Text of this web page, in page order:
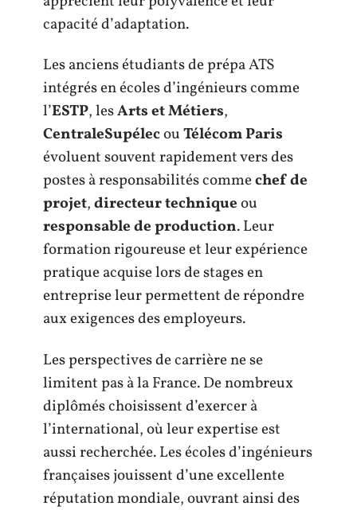
capacité d’adaptation.
Les anciens étudiants de prépa ATS
intégrés en écoles d’ingénieurs comme
l’ESTP, lesArts et Métiers,
CentraleSupélecouTélécom Paris
évoluent souvent rapidement vers des
postes à responsabilités commechef de
projet,directeur techniqueou
responsable de production. Leur
formation rigoureuse et leur expérience
pratique acquise lors de stages en
entreprise leur permettent de répondre
aux exigences des employeurs.
Les perspectives de carrière ne se
limitent pas à la France. De nombreux
diplômés choisissent d’exercer à
l’international, où leur expertise est
aussi recherchée. Les écoles d’ingénieurs
françaises jouissent d’une excellente
réputation mondiale, ouvrant ainsi des